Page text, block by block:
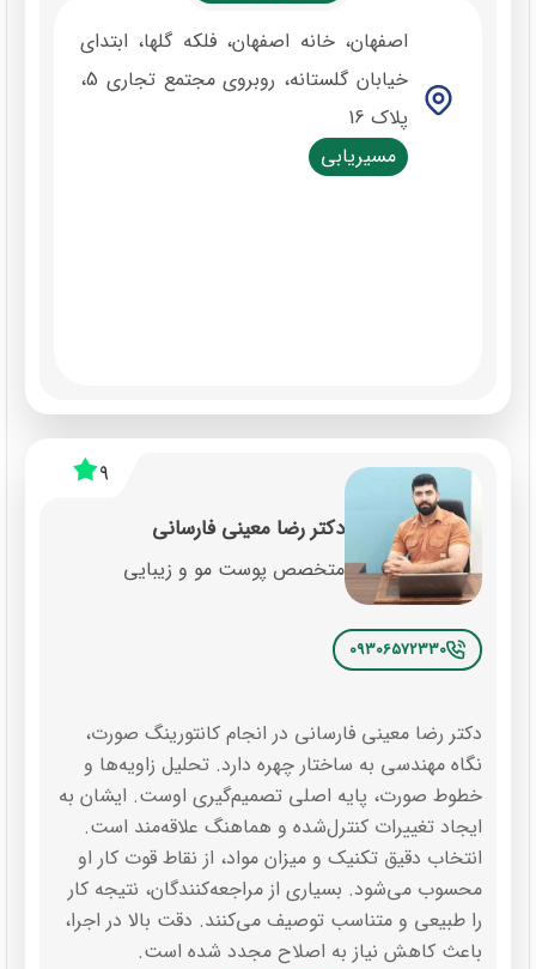
اصفهان، خانه اصفهان، فلکه گلها، ابتدای
خیابان گلستانه، روبروی مجتمع تجاری 5،
پلاک 16
مسیریابی
9
دکتر رضا معینی فارسانی
متخصص پوست مو و زیبایی
09306572330
دکتر رضا معینی فارسانی در انجام کانتورینگ صورت،
نگاه مهندسی به ساختار چهره دارد. تحلیل زاویه‌ها و
خطوط صورت، پایه اصلی تصمیم‌گیری اوست. ایشان به
ایجاد تغییرات کنترل‌شده و هماهنگ علاقه‌مند است.
انتخاب دقیق تکنیک و میزان مواد، از نقاط قوت کار او
محسوب می‌شود. بسیاری از مراجعه‌کنندگان، نتیجه کار
را طبیعی و متناسب توصیف می‌کنند. دقت بالا در اجرا،
باعث کاهش نیاز به اصلاح مجدد شده است.